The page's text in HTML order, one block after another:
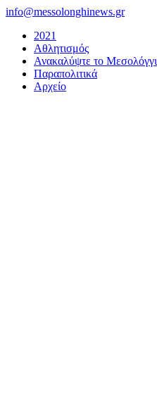
Μετάβαση
περιεχόμενο
info@messolonghinews.gr
2021
Αθλητισμός
Ανακαλύψτε το Μεσολόγγι
Παραπολιτικά
Αρχείο